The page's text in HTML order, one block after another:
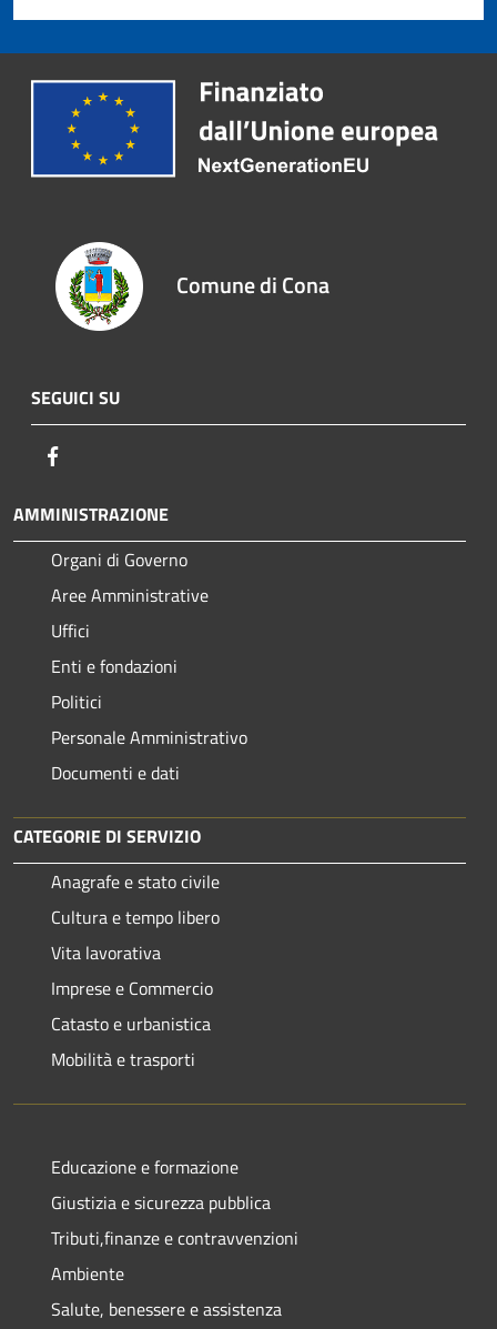
Comune di Cona
SEGUICI SU
AMMINISTRAZIONE
Organi di Governo
Aree Amministrative
Uffici
Enti e fondazioni
Politici
Personale Amministrativo
Documenti e dati
CATEGORIE DI SERVIZIO
Anagrafe e stato civile
Cultura e tempo libero
Vita lavorativa
Imprese e Commercio
Catasto e urbanistica
Mobilità e trasporti
Educazione e formazione
Giustizia e sicurezza pubblica
Tributi,finanze e contravvenzioni
Ambiente
Salute, benessere e assistenza